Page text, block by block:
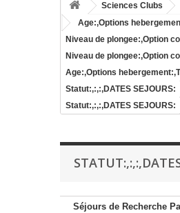
Sciences Clubs
Age:,Options
Niveau de plongee:,Option
Niveau de plongee:,Option
Age:,Options
Statut:,:,:,DATES SEJOURS:
Statut:,:,:,DATES SEJOURS:
Séjours de Recherche